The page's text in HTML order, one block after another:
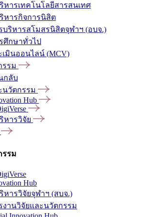
หารเทคโนโลยีสารสนเทศ
หารกิจการนิสิต
บริหารสโมสรนิสิตจุฬาฯ (อบจ.)
ศึกษาทั่วไป
เมินออนไลน์ (MCV)
รรม
กลับ
นวัตกรรม
Hub
หารวิจัย
รรม
Hub
หารวิจัยจุฬาฯ (สบจ.)
งานวิจัยและนวัตกรรม